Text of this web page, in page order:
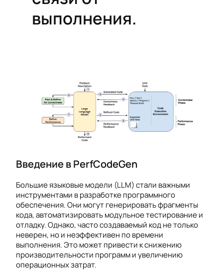
выполнения.
Введение в PerfCodeGen
Большие языковые модели (LLM) стали важными
инструментами в разработке программного
обеспечения. Они могут генерировать фрагменты
кода, автоматизировать модульное тестирование и
отладку. Однако, часто создаваемый код не только
неверен, но и неэффективен по времени
выполнения. Это может привести к снижению
производительности программ и увеличению
операционных затрат.